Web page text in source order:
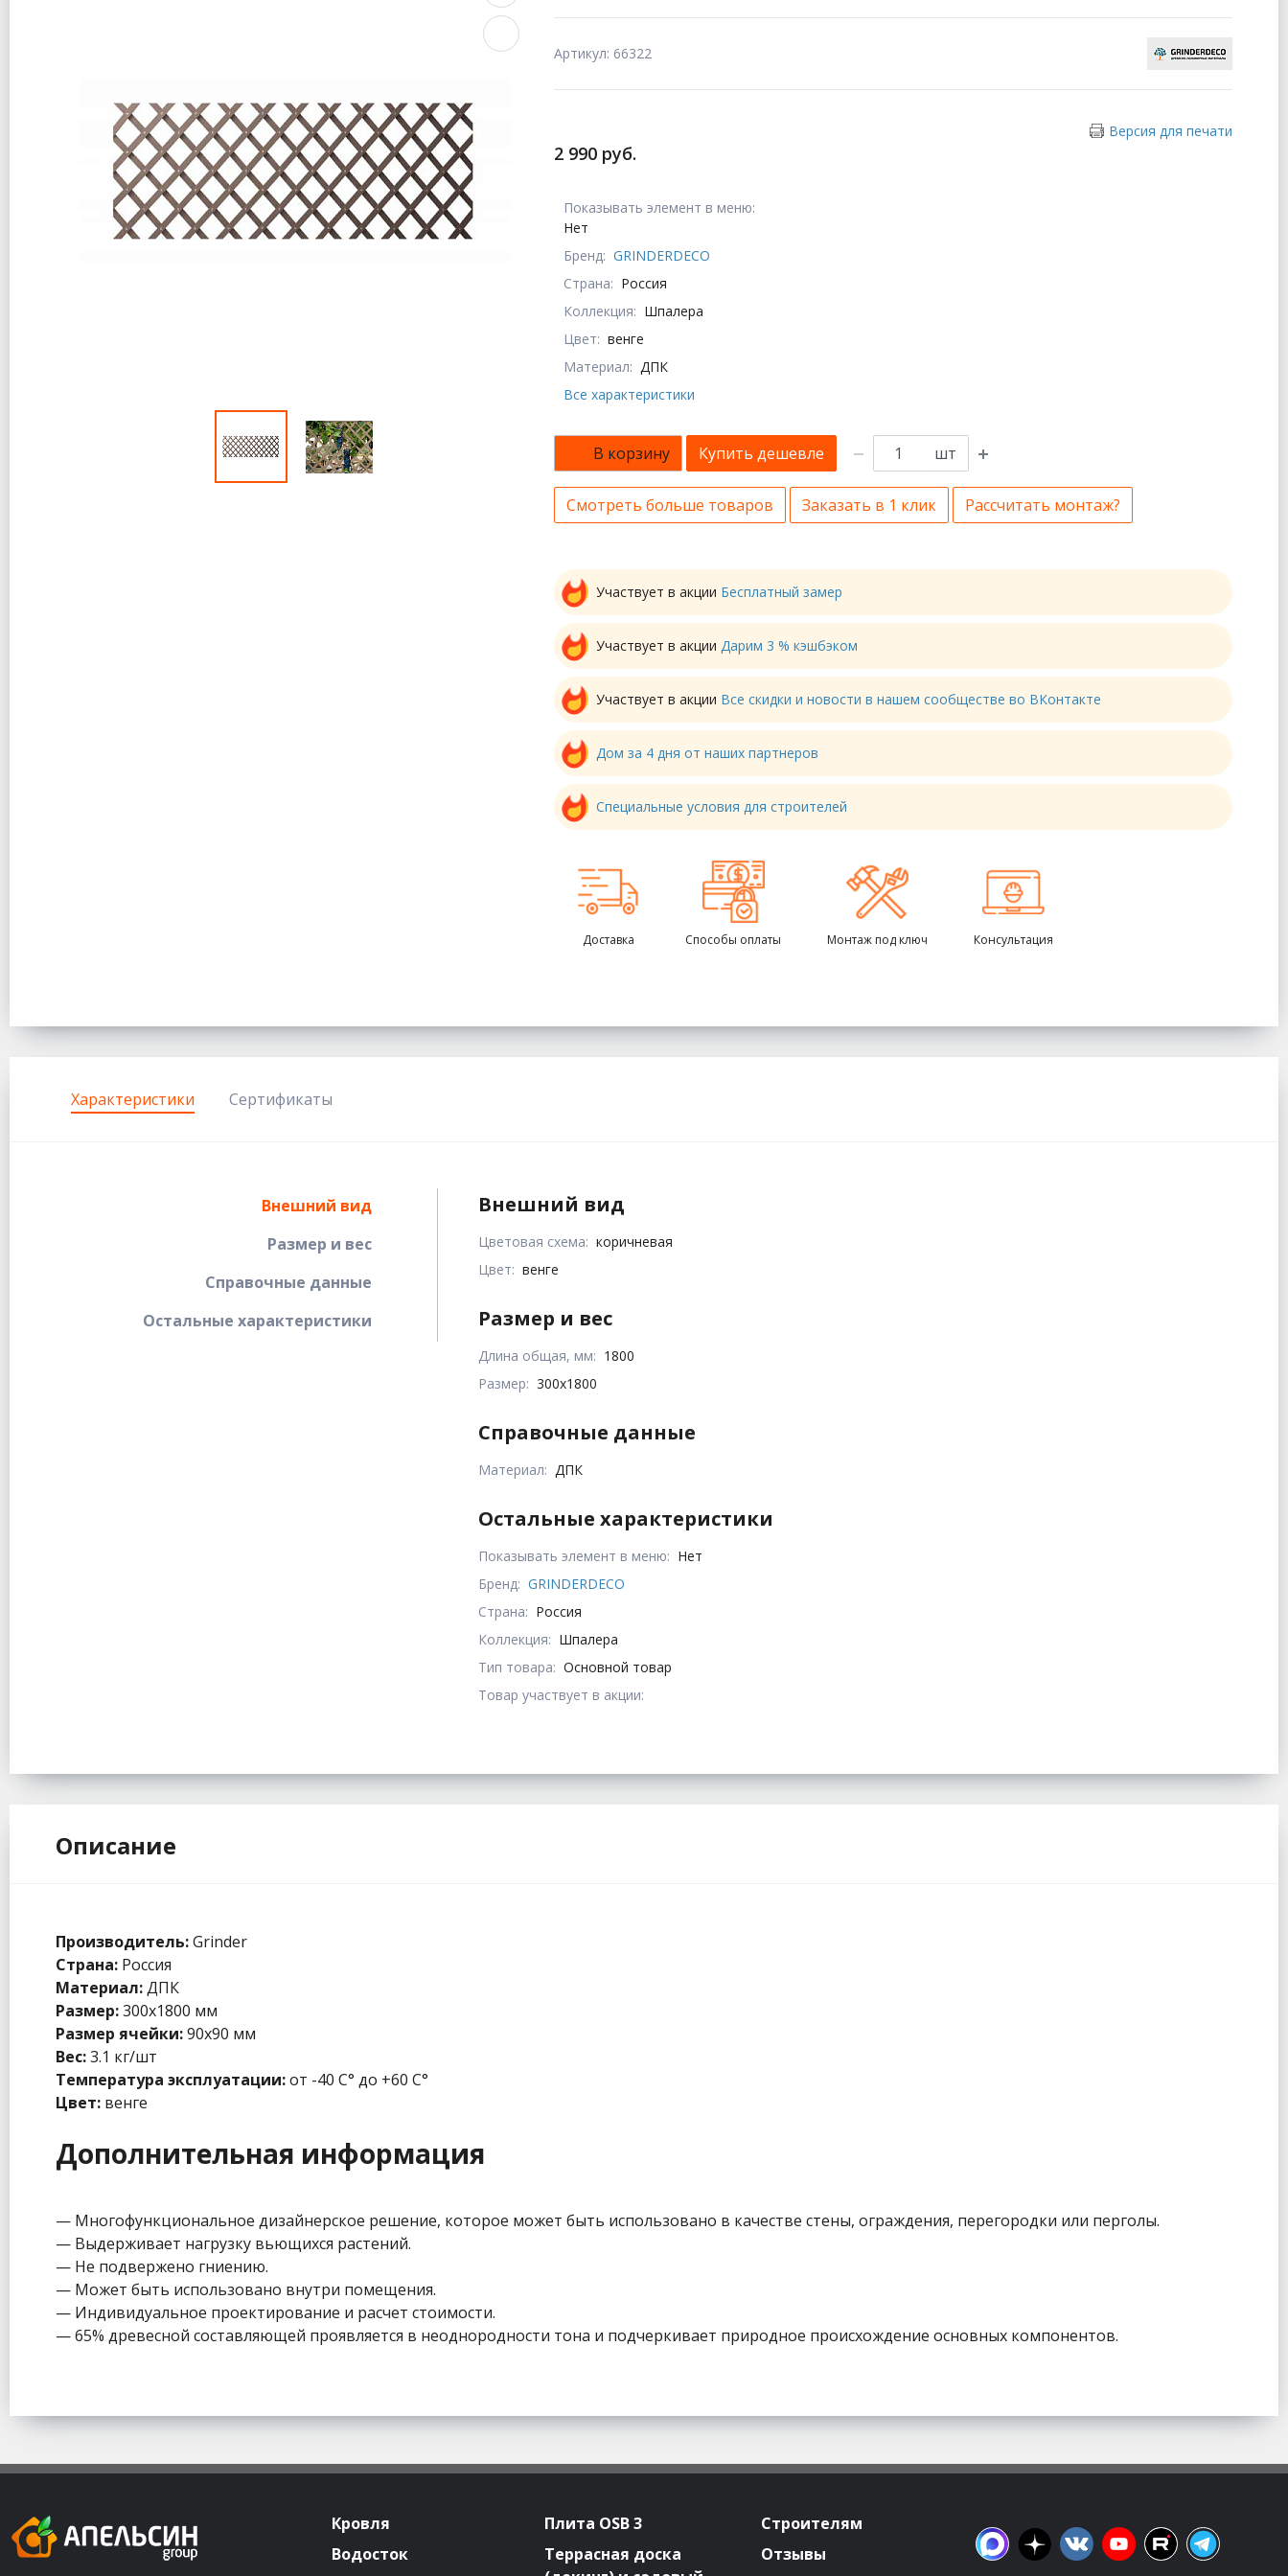
Артикул: 66322
Версия для печати
2 990 руб.
Показывать элемент в меню:
Нет
Бренд: GRINDERDECO
Страна: Россия
Коллекция: Шпалера
Цвет: венге
Материал: ДПК
Все характеристики
В корзину Купить дешевле шт
Смотреть больше товаров Заказать в 1 клик Рассчитать монтаж?
Участвует в акции Бесплатный замер
Участвует в акции Дарим 3 % кэшбэком
Участвует в акции Все скидки и новости в нашем сообществе во ВКонтакте
Дом за 4 дня от наших партнеров
Специальные условия для строителей
Доставка Способы оплаты Монтаж под ключ Консультация
Характеристики Сертификаты
Внешний вид
Размер и вес
Справочные данные
Остальные характеристики
Внешний вид
Цветовая схема: коричневая
Цвет: венге
Размер и вес
Длина общая, мм: 1800
Размер: 300х1800
Справочные данные
Материал: ДПК
Остальные характеристики
Показывать элемент в меню: Нет
Бренд: GRINDERDECO
Страна: Россия
Коллекция: Шпалера
Тип товара: Основной товар
Товар участвует в акции:
Описание
Производитель:Grinder
Страна: Россия
Материал:ДПК
Размер:300х1800 мм
Размер ячейки:90х90 мм
Вес:3.1 кг/шт
Температура эксплуатации:от -40 С° до +60 С°
Цвет: венге
Дополнительная информация
— Многофункциональное дизайнерское решение, которое может быть использовано в качестве стены, ограждения, перегородки или перголы.
— Выдерживает нагрузку вьющихся растений.
— Не подвержено гниению.
— Может быть использовано внутри помещения.
— Индивидуальное проектирование и расчет стоимости.
— 65% древесной составляющей проявляется в неоднородности тона и подчеркивает природное происхождение основных компонентов.
Кровля
Водосток
Плита OSB 3
Террасная доска
Строителям
Отзывы